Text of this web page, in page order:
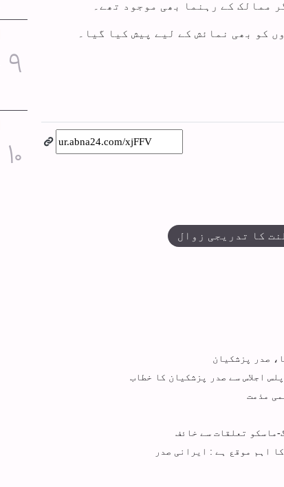
کو بھی نمائش کے لیے پیش کیا گیا۔
کا تدریجی زوال
صدر پزشکیان
اجلاس سے صدر پزشکیان کا خطاب
ماسکو تعلقات سے خائف
اہم موقع ہے : ایرانی صدر